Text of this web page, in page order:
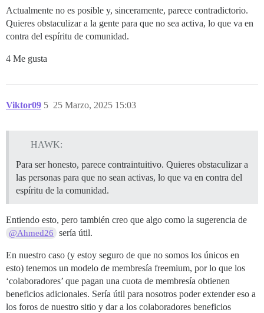
Actualmente no es posible y, sinceramente, parece contradictorio.
Quieres obstaculizar a la gente para que no sea activa, lo que va en
contra del espíritu de comunidad.
4 Me gusta
Viktor09 25 Marzo, 2025 15:03
5
HAWK:
Para ser honesto, parece contraintuitivo. Quieres obstaculizar a
las personas para que no sean activas, lo que va en contra del
espíritu de la comunidad.
Entiendo esto, pero también creo que algo como la sugerencia de
@Ahmed26 sería útil.
En nuestro caso (y estoy seguro de que no somos los únicos en
esto) tenemos un modelo de membresía freemium, por lo que los
‘colaboradores’ que pagan una cuota de membresía obtienen
beneficios adicionales. Sería útil para nosotros poder extender eso a
los foros de nuestro sitio y dar a los colaboradores beneficios